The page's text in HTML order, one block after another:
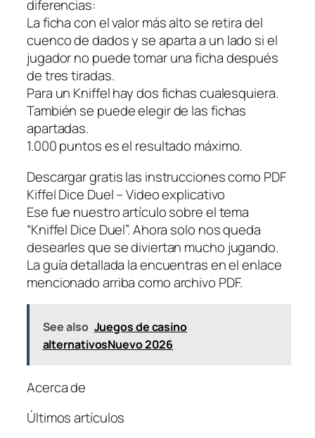
diferencias:
La ficha con el valor más alto se retira del
cuenco de dados y se aparta a un lado si el
jugador no puede tomar una ficha después
de tres tiradas.
Para un Kniffel hay dos fichas cualesquiera.
También se puede elegir de las fichas
apartadas.
1.000 puntos es el resultado máximo.
Descargar gratis las instrucciones como PDF
Kiffel Dice Duel – Video explicativo
Ese fue nuestro artículo sobre el tema
“Kniffel Dice Duel”. Ahora solo nos queda
desearles que se diviertan mucho jugando.
La guía detallada la encuentras en el enlace
mencionado arriba como archivo PDF.
See also Juegos de casino
alternativosNuevo 2026
Acerca de
Últimos artículos